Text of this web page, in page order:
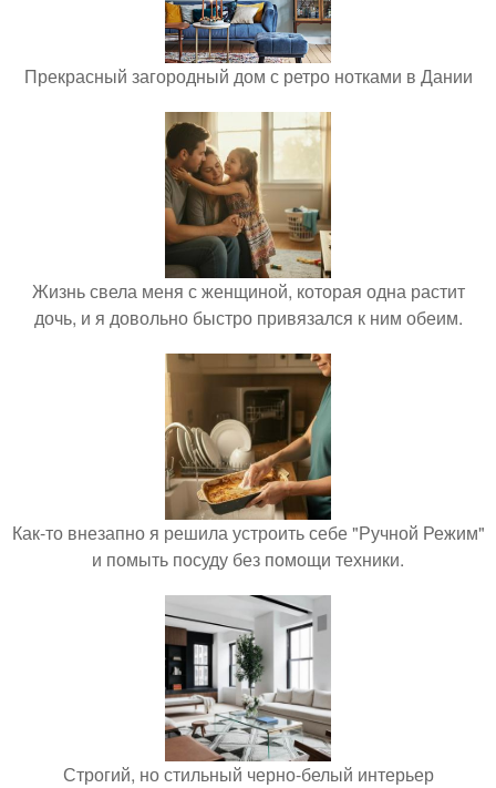
Прекрасный загородный дом с ретро нотками в Дании
Жизнь свела меня с женщиной, которая одна растит
дочь, и я довольно быстро привязался к ним обеим.
Как-то внезапно я решила устроить себе "Ручной Режим"
и помыть посуду без помощи техники.
Строгий, но стильный черно-белый интерьер